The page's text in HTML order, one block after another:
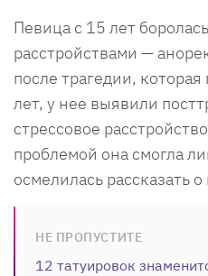
Певица с 15 лет
расстройствами —
после трагедии,
лет, у нее выявили
стрессовое
проблемой она смогла
осмелилась рассказать
НЕ ПРОПУСТИТЕ
12 татуировок